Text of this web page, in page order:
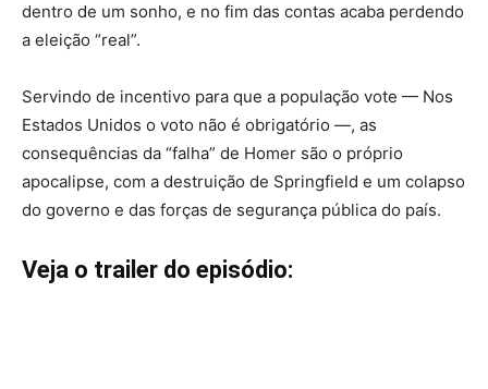
dentro de um sonho, e no fim das contas acaba perdendo
a eleição “real”.
Servindo de incentivo para que a população vote — Nos
Estados Unidos o voto não é obrigatório —, as
consequências da “falha” de Homer são o próprio
apocalipse, com a destruição de Springfield e um colapso
do governo e das forças de segurança pública do país.
Veja o trailer do episódio: